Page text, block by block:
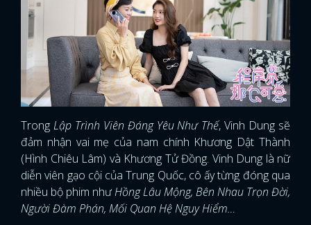
Trong Lập Trình Viên Đáng Yêu Như Thế, Vinh Dung sẽ
đảm nhận vai mẹ của nam chính Khương Dật Thành
(Hình Chiêu Lâm) và Khương Tử Đồng. Vinh Dung là nữ
diễn viên gạo cội của Trung Quốc, cô ấy từng đóng qua
nhiều bộ phim nhưHồng Lâu Mộng, Bên Nhau Trọn Đời,
Người Đàm Phán, Mối Quan Hệ Nguy Hiểm…